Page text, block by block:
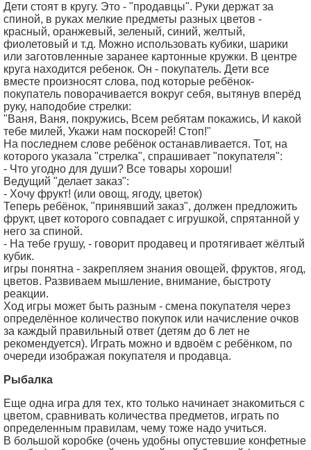
Дети стоят в кругу. Это - "продавцы". Руки держат за
спиной, в руках мелкие предметы разных цветов -
красный, оранжевый, зеленый, синий, желтый,
фиолетовый и т.д. Можно использовать кубики, шарики
или заготовленные заранее картонные кружки. В центре
круга находится ребенок. Он - покупатель. Дети все
вместе произносят слова, под которые ребёнок-
покупатель поворачивается вокруг себя, вытянув вперёд
руку, наподобие стрелки:
"Ваня, Ваня, покружись, Всем ребятам покажись, И какой
тебе милей, Укажи нам поскорей! Стоп!"
На последнем слове ребёнок останавливается. Тот, на
которого указала "стрелка", спрашивает "покупателя":
- Что угодно для души? Все товары хороши!
Ведущий "делает заказ":
- Хочу фрукт! (или овощ, ягоду, цветок)
Теперь ребёнок, "принявший заказ", должен предложить
фрукт, цвет которого совпадает с игрушкой, спрятанной у
него за спиной.
- На тебе грушу, - говорит продавец и протягивает жёлтый
кубик.
игры понятна - закрепляем знания овощей, фруктов, ягод,
цветов. Развиваем мышление, внимание, быстроту
реакции.
Ход игры может быть разным - смена покупателя через
определённое количество покупок или начисление очков
за каждый правильный ответ (детям до 6 лет не
рекомендуется). Играть можно и вдвоём с ребёнком, по
очереди изображая покупателя и продавца.
Рыбалка
Еще одна игра для тех, кто только начинает знакомиться с
цветом, сравнивать количества предметов, играть по
определенным правилам, чему тоже надо учиться.
В большой коробке (очень удобны опустевшие конфетные